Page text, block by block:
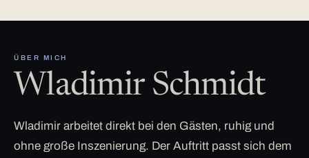
ÜBER MICH
Wladimir Schmidt
Wladimir arbeitet direkt bei den Gästen, ruhig und
ohne große Inszenierung. Der Auftritt passt sich dem